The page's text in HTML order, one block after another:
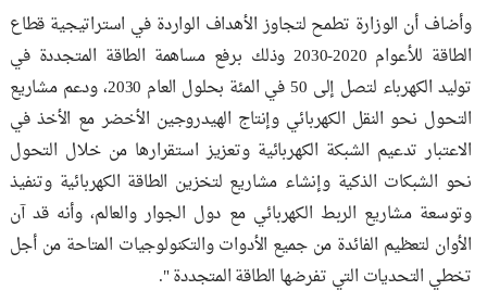
وأضاف أن الوزارة تطمح لتجاوز الأهداف الواردة في استراتيجية قطاع
الطاقة للأعوام 2020-2030 وذلك برفع مساهمة الطاقة المتجددة في
توليد الكهرباء لتصل إلى 50 في المئة بحلول العام 2030، ودعم مشاريع
التحول نحو النقل الكهربائي وإنتاج الهيدروجين الأخضر مع الأخذ في
الاعتبار تدعيم الشبكة الكهربائية وتعزيز استقرارها من خلال التحول
نحو الشبكات الذكية وإنشاء مشاريع لتخزين الطاقة الكهربائية وتنفيذ
وتوسعة مشاريع الربط الكهربائي مع دول الجوار والعالم، وأنه قد آن
الأوان لتعظيم الفائدة من جميع الأدوات والتكنولوجيات المتاحة من أجل
تخطي التحديات التي تفرضها الطاقة المتجددة ".